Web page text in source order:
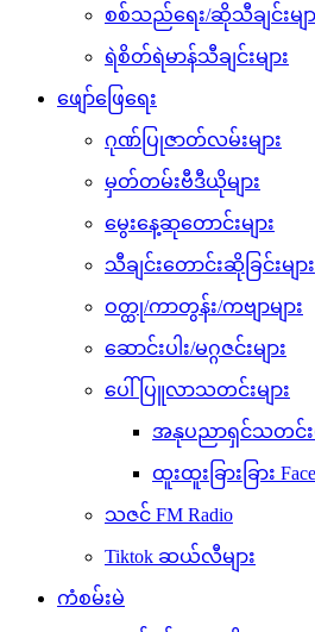
စစ်သည်ရေး/ဆိုသီချင်းမျာ
ရဲစိတ်ရဲမာန်သီချင်းများ
ဖျော်ဖြေရေး
ဂုဏ်ပြုဇာတ်လမ်းများ
မှတ်တမ်းဗီဒီယိုများ
မွေးနေ့ဆုတောင်းများ
သီချင်းတောင်းဆိုခြင်းများ
ဝတ္ထု/ကာတွန်း/ကဗျာများ
ဆောင်းပါး/မဂ္ဂဇင်းများ
ပေါ်ပြူလာသတင်းများ
အနုပညာရှင်သတင်းမ
ထူးထူးခြားခြား
သဇင် FM Radio
Tiktok ဆယ်လီများ
ကံစမ်းမဲ